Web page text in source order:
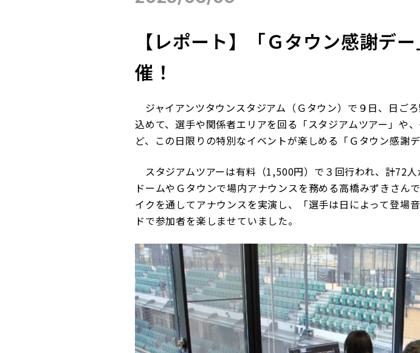
【レポート】「Ｇタウン感謝デ
催！
ジャイアンツタウンスタジアム（Ｇタウン）で９日、日ご
込めて、選手や関係者エリアを回る「スタジアムツアー」や
ど、この日限りの特別なイベントが楽しめる「Ｇタウン感謝
スタジアムツアーは有料（1,500円）で３回行われ、計72
ドームやＧタウンで場内アナウンスを務める高橋みずきさん
イクを通してアナウンスを実演し、「選手は日によって登場
ドで参加者を楽しませていました。